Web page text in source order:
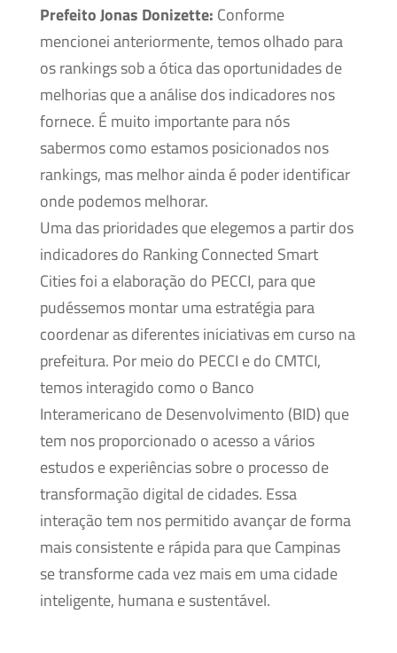
Prefeito Jonas Donizette: Conforme
mencionei anteriormente, temos olhado para
os rankings sob a ótica das oportunidades de
melhorias que a análise dos indicadores nos
fornece. É muito importante para nós
sabermos como estamos posicionados nos
rankings, mas melhor ainda é poder identificar
onde podemos melhorar.
Uma das prioridades que elegemos a partir dos
indicadores do Ranking Connected Smart
Cities foi a elaboração do PECCI, para que
pudéssemos montar uma estratégia para
coordenar as diferentes iniciativas em curso na
prefeitura. Por meio do PECCI e do CMTCI,
temos interagido como o Banco
Interamericano de Desenvolvimento (BID) que
tem nos proporcionado o acesso a vários
estudos e experiências sobre o processo de
transformação digital de cidades. Essa
interação tem nos permitido avançar de forma
mais consistente e rápida para que Campinas
se transforme cada vez mais em uma cidade
inteligente, humana e sustentável.